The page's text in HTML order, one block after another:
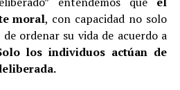
moral, con capacidad no solo
ordenar su vida de acuerdo a
los individuos actúan de